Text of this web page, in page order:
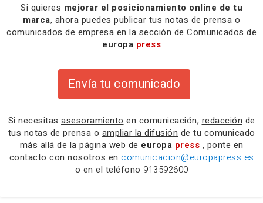
Si quieres mejorar el posicionamiento online de tu
marca, ahora puedes publicar tus notas de prensa o
comunicados de empresa en la sección de Comunicados de
europa press
Envía tu comunicado
Si necesitas asesoramiento en comunicación, redacción de
tus notas de prensa o ampliar la difusión de tu comunicado
más allá de la página web de europa press , ponte en
contacto con nosotros en comunicacion@europapress.es
o en el teléfono 913592600